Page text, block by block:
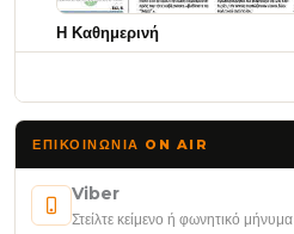
Η Καθημερινή
ΕΠΙΚΟΙΝΩΝΊΑ ON AIR
Viber
Στείλτε κείμενο ή φωνητικό μήνυμα